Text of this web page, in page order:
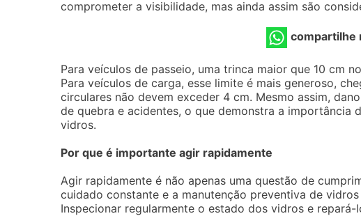
comprometer a visibilidade, mas ainda assim são
compartilhe
Para veículos de passeio, uma trinca maior que 10 cm
Para veículos de carga, esse limite é mais generoso,
circulares não devem exceder 4 cm. Mesmo assim,
de quebra e acidentes, o que demonstra a importância
vidros.
Por que é importante agir rapidamente
Agir rapidamente é não apenas uma questão de
cuidado constante e a manutenção preventiva de
Inspecionar regularmente o estado dos vidros e